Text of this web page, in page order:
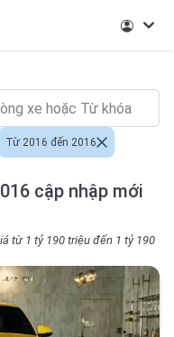
cập nhập mới
từ 1 tỷ 190 triệu đến 1 tỷ 190
Từ 2016 đến 2016